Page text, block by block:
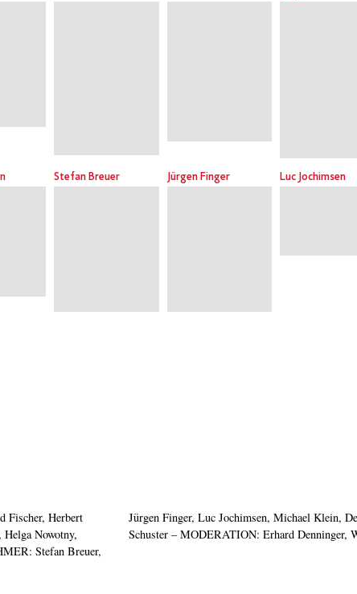
Stefan Breuer Jürgen Finger Luc Jochimsen
Fischer, Herbert
Nowotny,
Stefan Breuer,
Linke, Thomas
Schuster – MODERATION: Erhard Denninger,